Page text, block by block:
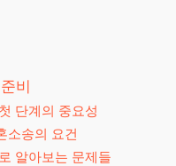
비
단계의 중요성
소송의 요건
알아보는 문제들